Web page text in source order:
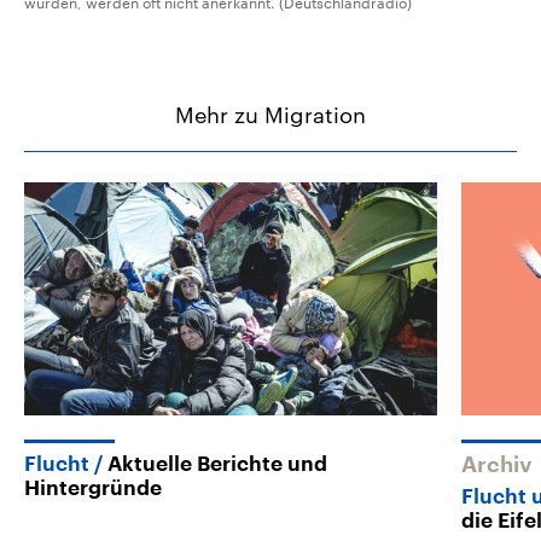
Mehr zu Migration
Flucht
Aktuelle Berichte und
Hintergründe
Archiv
Flucht
die